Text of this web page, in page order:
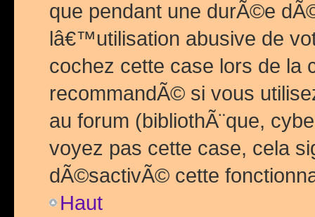
que pendant une durÃ©e
lâ€™utilisation abusive de
cochez cette case lors de
recommandÃ© si vous
au forum (bibliothÃ¨que,
voyez pas cette case, cela
dÃ©sactivÃ© cette
Haut